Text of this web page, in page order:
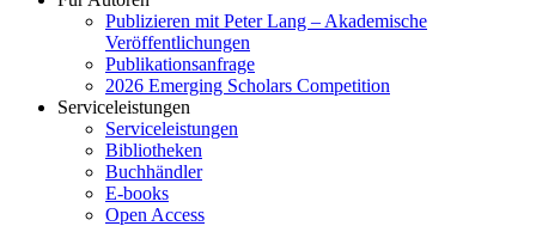
Publizieren mit Peter Lang – Akademische
Veröffentlichungen
Publikationsanfrage
2026 Emerging Scholars Competition
Serviceleistungen
Serviceleistungen
Bibliotheken
Buchhändler
E-books
Open Access